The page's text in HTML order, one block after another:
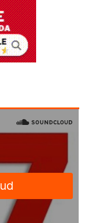
em 1995,
Bequimão
busca de
retornou ao
parentes
Em sua
na obra do
PA e
de obra